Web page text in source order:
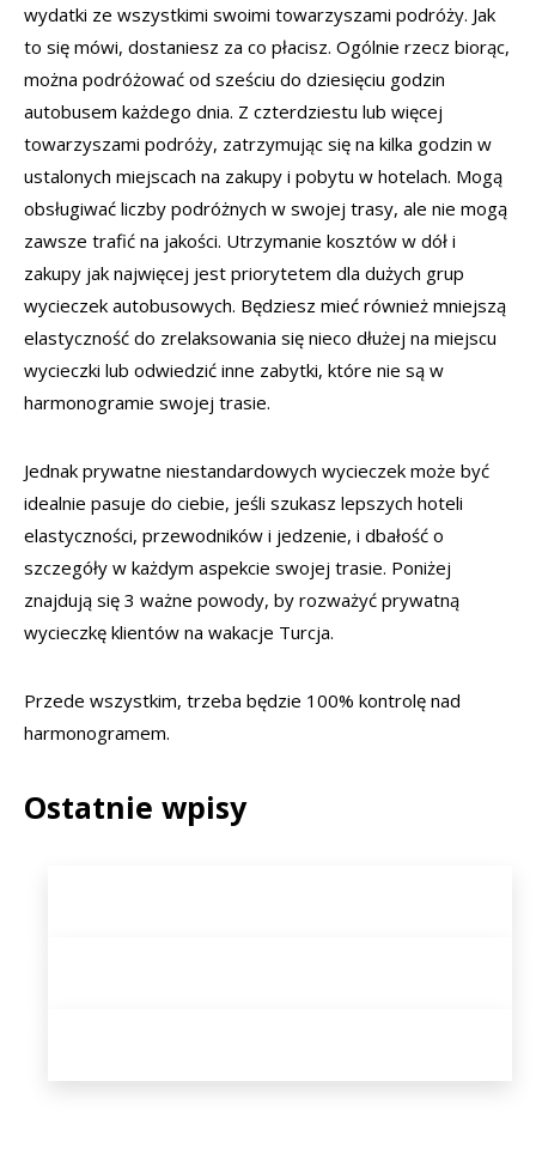
wydatki ze wszystkimi swoimi towarzyszami podróży. Jak
to się mówi, dostaniesz za co płacisz. Ogólnie rzecz biorąc,
można podróżować od sześciu do dziesięciu godzin
autobusem każdego dnia. Z czterdziestu lub więcej
towarzyszami podróży, zatrzymując się na kilka godzin w
ustalonych miejscach na zakupy i pobytu w hotelach. Mogą
obsługiwać liczby podróżnych w swojej trasy, ale nie mogą
zawsze trafić na jakości. Utrzymanie kosztów w dół i
zakupy jak najwięcej jest priorytetem dla dużych grup
wycieczek autobusowych. Będziesz mieć również mniejszą
elastyczność do zrelaksowania się nieco dłużej na miejscu
wycieczki lub odwiedzić inne zabytki, które nie są w
harmonogramie swojej trasie.
Jednak prywatne niestandardowych wycieczek może być
idealnie pasuje do ciebie, jeśli szukasz lepszych hoteli
elastyczności, przewodników i jedzenie, i dbałość o
szczegóły w każdym aspekcie swojej trasie. Poniżej
znajdują się 3 ważne powody, by rozważyć prywatną
wycieczkę klientów na wakacje Turcja.
Przede wszystkim, trzeba będzie 100% kontrolę nad
harmonogramem.
Ostatnie wpisy